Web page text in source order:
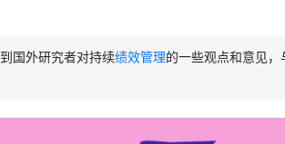
国外研究者对持续绩效管理的一些观点和意见，